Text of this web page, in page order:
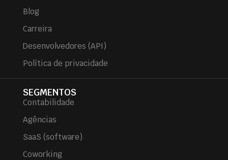
Blog
Carreira
Desenvolvedores (API)
Política de privacidade
SEGMENTOS
Contabilidade
Agências
SaaS (software)
Coworking